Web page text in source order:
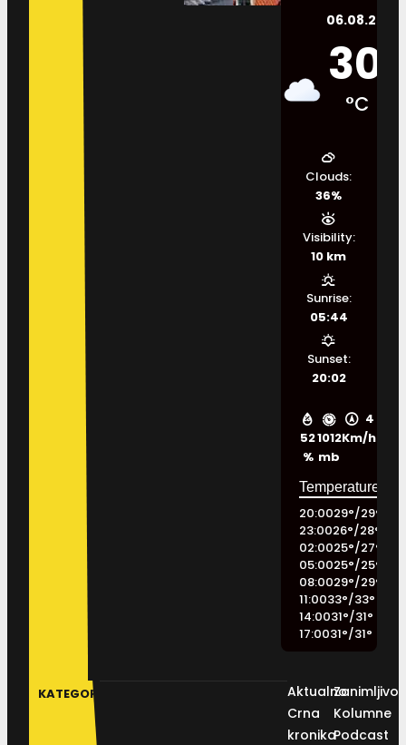
06.08.2026.
30
°C
52
%
1012
mb
4
Km/h
Clouds:
36%
Visibility:
10 km
Sunrise:
05:44
Sunset:
20:02
20:0029°/29°
23:0026°/28°
02:0025°/27°
05:0025°/25°
08:0029°/29°
11:0033°/33°
14:0031°/31°
17:0031°/31°
KATEGORIJE
Aktualno
Crna
kronika
Kolumne
Podcast